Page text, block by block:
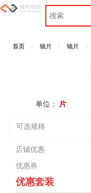
首页 镜片 镜片
单位：
片
可选规格
店铺优惠
优惠券
优惠套装